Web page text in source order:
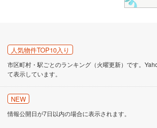
人気物件TOP10入り
市区町村・駅ごとのランキング（火曜更新）です。
て表示しています。
NEW
情報公開日が7日以内の場合に表示されます。